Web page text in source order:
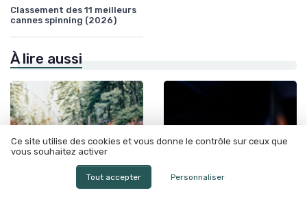
Classement des 11 meilleurs
cannes spinning (2026)
À lire aussi
Ce site utilise des cookies et vous donne le contrôle sur ceux que
vous souhaitez activer
Tout accepter Personnaliser